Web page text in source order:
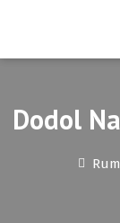
Dodol